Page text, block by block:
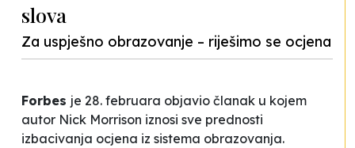
slova
Za uspješno obrazovanje – riješimo se ocjena
Forbes je 28. februara objavio članak u kojem
autor Nick Morrison iznosi sve prednosti
izbacivanja ocjena iz sistema obrazovanja.